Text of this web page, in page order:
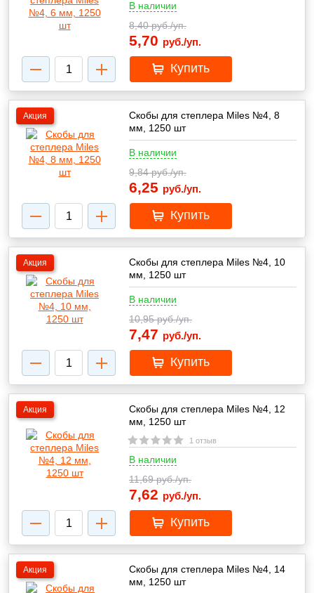
В наличии
8,40руб./уп.
5,70 руб./уп.
Купить
Акция
Скобы для степлера Miles №4, 8
мм, 1250 шт
В наличии
9,84руб./уп.
6,25 руб./уп.
Купить
Акция
Скобы для степлера Miles №4, 10
мм, 1250 шт
В наличии
10,95руб./уп.
7,47 руб./уп.
Купить
Акция
Скобы для степлера Miles №4, 12
мм, 1250 шт
1 отзыв
В наличии
11,69руб./уп.
7,62 руб./уп.
Купить
Акция
Скобы для степлера Miles №4, 14
мм, 1250 шт